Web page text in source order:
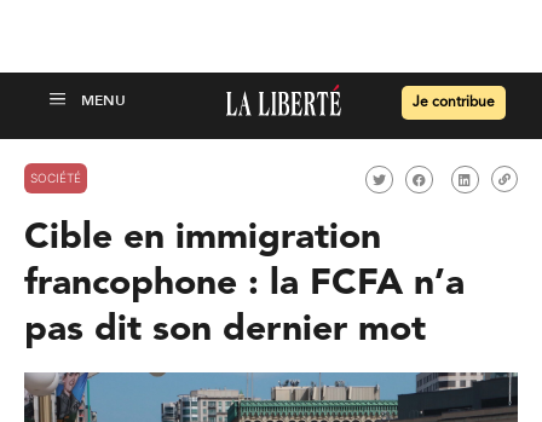
Je contribue
SOCIÉTÉ
Cible en immigration
francophone : la FCFA n’a
pas dit son dernier mot